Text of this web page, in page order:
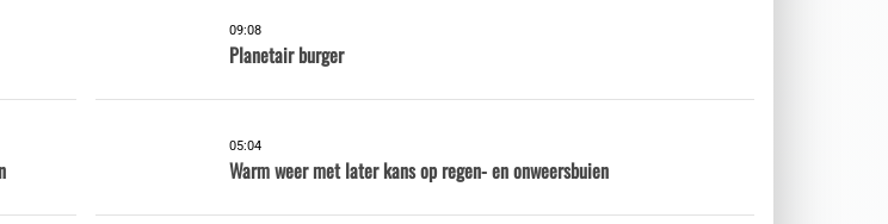
09:08
Planetair burger
05:04
Warm weer met later kans op regen- en onweersbuien